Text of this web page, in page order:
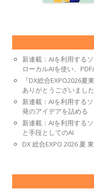
新連載：AIを利用する
ローカルAIを使い、
『DX総合EXPO2026
ありがとうございました
新連載：AIを利用する
発のアイデアを詰める
新連載：AIを利用する
と手段としてのAI
DX 総合EXPO 2026 夏